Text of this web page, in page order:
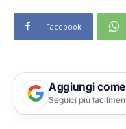
Facebook
Aggiungi
Seguici più